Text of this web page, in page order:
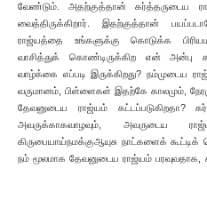
வேண்டும். அதற்குத்தான் கர்த்தருடைய
வைத்திருக்கிறார். இதற்குத்தான்
ராஜ்யத்தை உங்களுக்கு கொடுக்க
வாசித்துக் கொண்டிருக்கிற என் அன்பு
வாழ்க்கை எப்படி இருக்கிறது? நம்முடைய
வருமானம், பிள்ளைகள் இதற்கே காலமும்,
தேவனுடைய ராஜ்யம் கட்டப்படுகிறதா?
அவருக்காகவாழவும், அவருடைய
கிருபையாய்நமக்குஆயுசு நாட்களைக்
நம் மூலமாக தேவனுடைய ராஜ்யம் பரவுவதாக,